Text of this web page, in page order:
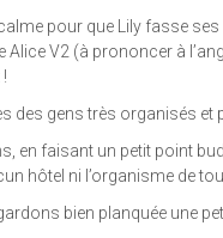
pour que Lily fasse
Alice V2 (à prononcer à
des gens très organisés et
en faisant un petit point
hôtel ni l’organisme de
bien planquée une